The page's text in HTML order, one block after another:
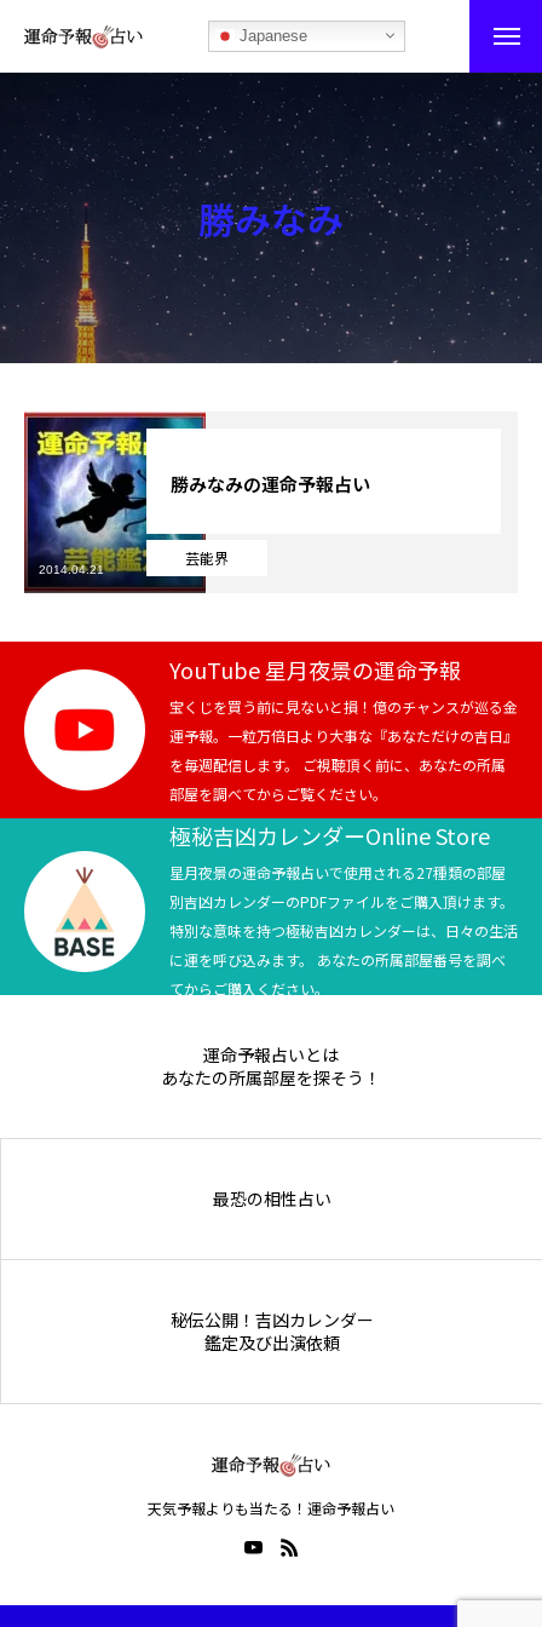
Japanese
運命予報占い
運命予報占いとは
あなたの所属部屋を探そう！
最恐の相性占い
秘伝公開！吉凶カレンダー
記事カテゴリー
ブログ
お知らせ
芸能界
テニス
スポーツ
競馬
テニス四大大会・五輪
テニス四大大会・五輪
勝みなみ
芸能界
勝みなみの運命予報占い
2014.04.21
YouTube 星月夜景の運命予報
宝くじを買う前に見ないと損！億のチャンスが巡る金
運予報。一粒万倍日より大事な『あなただけの吉日』
を毎週配信します。 ご視聴頂く前に、あなたの所属
部屋を調べてからご覧ください。
極秘吉凶カレンダーOnline Store
星月夜景の運命予報占いで使用される27種類の部屋
別吉凶カレンダーのPDFファイルをご購入頂けます。
特別な意味を持つ極秘吉凶カレンダーは、日々の生活
に運を呼び込みます。 あなたの所属部屋番号を調べ
てからご購入ください。
運命予報占いとは
あなたの所属部屋を探そう！
最恐の相性占い
秘伝公開！吉凶カレンダー
鑑定及び出演依頼
天気予報よりも当たる！運命予報占い